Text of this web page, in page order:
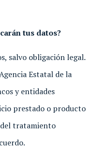
tus datos?
salvo obligación legal.
Estatal de la
y entidades
prestado o producto
del tratamiento